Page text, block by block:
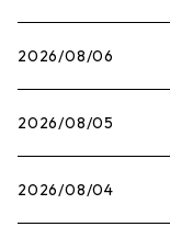
2026/08/06
2026/08/05
2026/08/04